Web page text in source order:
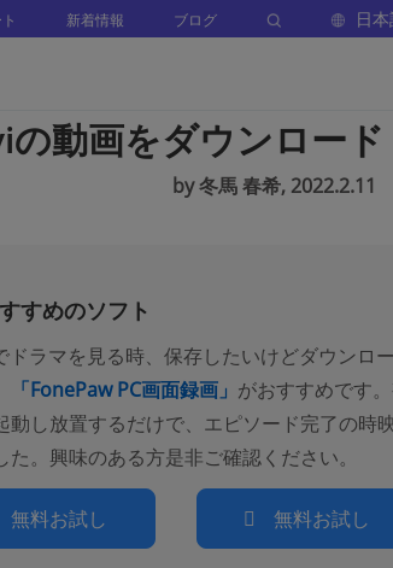
新着情報 ブログ 日
の動画をダウンロー
by 冬馬 春希, 2022.2.11
すめのソフト
ドラマを見る時、保存したいけどダウンロ
「FonePaw PC画面録画」 がおすすめです
動し放置するだけで、エピソード完了の時
た。興味のある方是非ご確認ください。
無料お試し 無料お試し